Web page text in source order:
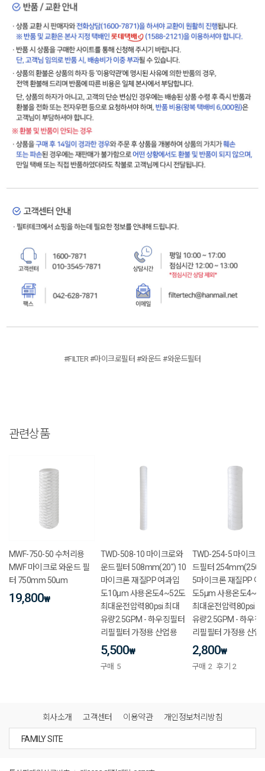
#FILTER #마이크로필터 #와운드 #와운드필터
관련상품
MWF-750-50 수처리용
MWF 마이크로 와운드 필
터 750mm 50um
19,800₩
TWD-508-10 마이크로와
운드필터 508mm(20") 10
마이크론 재질PP 여과입
도10μm 사용온도4~52도
최대운전압력80psi 최대
유량2.5GPM - 하우징필터
리필필터 가정용 산업용
5,500₩
구매 5
TWD-254-5 마이크로
드필터
5마이크론 재질PP 여
도5μm 사용온도
최대운전압력80psi
유량2.5GPM - 하우징
리필필터 가정용 산업
2,800₩
구매 2 후기 2
회사소개 고객센터 이용약관 개인정보처리방침